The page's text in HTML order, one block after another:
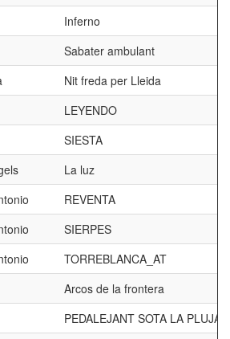
Inferno
Sabater ambulant
Nit freda per Lleida
LEYENDO
SIESTA
La luz
REVENTA
SIERPES
TORREBLANCA_AT
Arcos de la frontera
PEDALEJANT SOTA LA PLUJA